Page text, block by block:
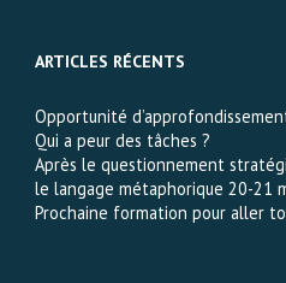
ARTICLES RÉCENTS
Opportunité
Qui a peur des tâches ?
Après le questionnement
le langage métaphorique 20-21
Prochaine formation pour aller